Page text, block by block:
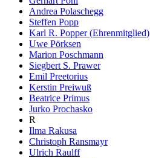
Andrea Polaschegg
Steffen Popp
Karl R. Popper (Ehrenmitglied)
Uwe Pörksen
Marion Poschmann
Siegbert S. Prawer
Emil Preetorius
Kerstin Preiwuß
Beatrice Primus
Jurko Prochasko
R
Ilma Rakusa
Christoph Ransmayr
Ulrich Raulff